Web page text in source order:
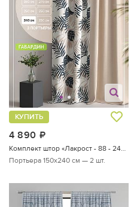
4 890
КУПИТЬ
Портьера 150х240 см — 2 шт.